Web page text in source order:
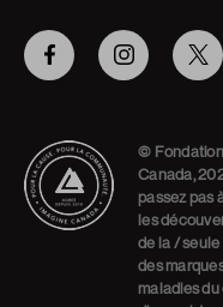
FacebookInstagram
© Fondation
Canada,
passez pas
les
de la / seule
des
maladies du